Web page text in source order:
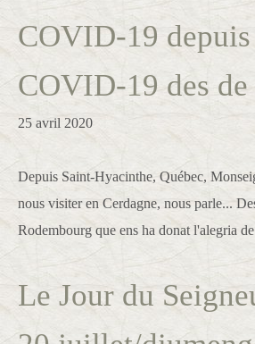
COVID-19
COVID-19 des
25 avril 2020
Depuis Saint-Hyacinthe, Québec,
nous visiter en Cerdagne, nous parle...
Rodembourg que ens ha donat l'alegria
Le Jour du